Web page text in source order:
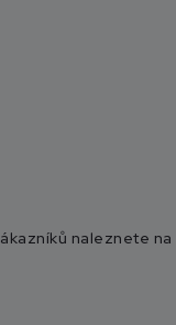
naleznete na